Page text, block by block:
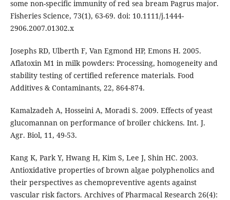
some non-specific immunity of red sea bream Pagrus major.
Fisheries Science, 73(1), 63-69. doi: 10.1111/j.1444-
2906.2007.01302.x
Josephs RD, Ulberth F, Van Egmond HP, Emons H. 2005.
Aflatoxin M1 in milk powders: Processing, homogeneity and
stability testing of certified reference materials. Food
Additives & Contaminants, 22, 864-874.
Kamalzadeh A, Hosseini A, Moradi S. 2009. Effects of yeast
glucomannan on performance of broiler chickens. Int. J.
Agr. Biol, 11, 49-53.
Kang K, Park Y, Hwang H, Kim S, Lee J, Shin HC. 2003.
Antioxidative properties of brown algae polyphenolics and
their perspectives as chemopreventive agents against
vascular risk factors. Archives of Pharmacal Research 26(4):